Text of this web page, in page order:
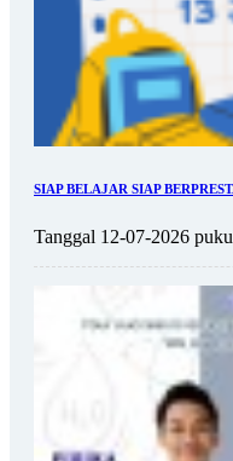
SIAP BELAJAR SIAP
Tanggal 12-07-2026